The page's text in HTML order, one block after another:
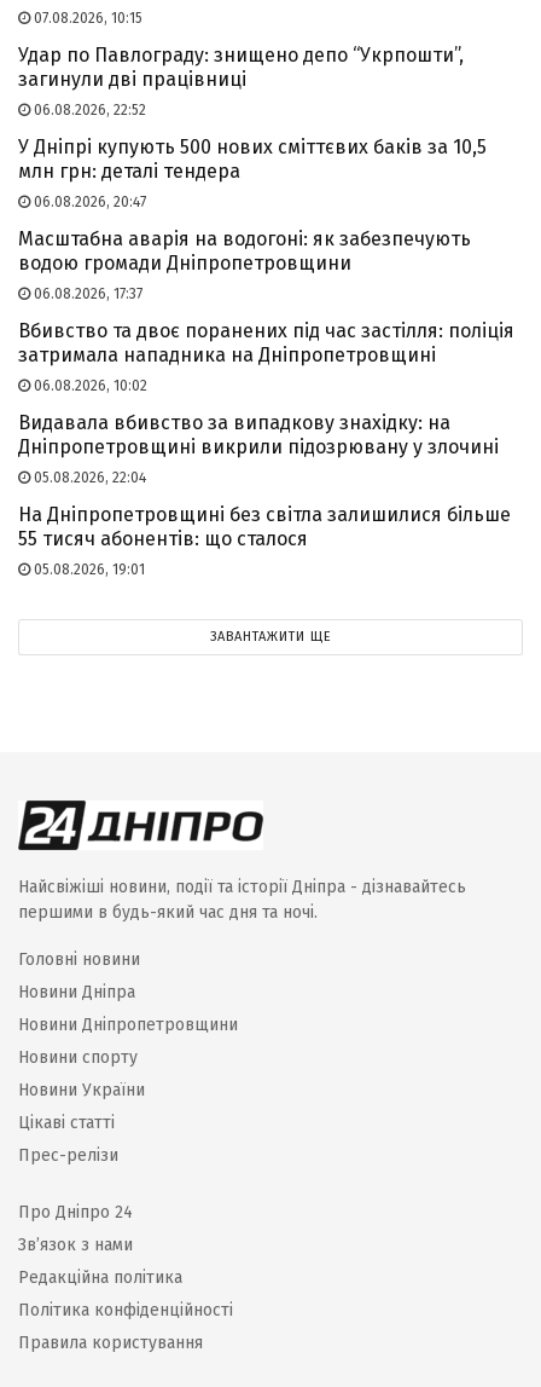
07.08.2026, 10:15
Удар по Павлограду: знищено депо “Укрпошти”,
загинули дві працівниці
06.08.2026, 22:52
У Дніпрі купують 500 нових сміттєвих баків за 10,5
млн грн: деталі тендера
06.08.2026, 20:47
Масштабна аварія на водогоні: як забезпечують
водою громади Дніпропетровщини
06.08.2026, 17:37
Вбивство та двоє поранених під час застілля: поліція
затримала нападника на Дніпропетровщині
06.08.2026, 10:02
Видавала вбивство за випадкову знахідку: на
Дніпропетровщині викрили підозрювану у злочині
05.08.2026, 22:04
На Дніпропетровщині без світла залишилися більше
55 тисяч абонентів: що сталося
05.08.2026, 19:01
ЗАВАНТАЖИТИ ЩЕ
Найсвіжіші новини, події та історії Дніпра - дізнавайтесь
першими в будь-який час дня та ночі.
Головні новини
Новини Дніпра
Новини Дніпропетровщини
Новини спорту
Новини України
Цікаві статті
Прес-релізи
Про Дніпро 24
Зв’язок з нами
Редакційна політика
Політика конфіденційності
Правила користування